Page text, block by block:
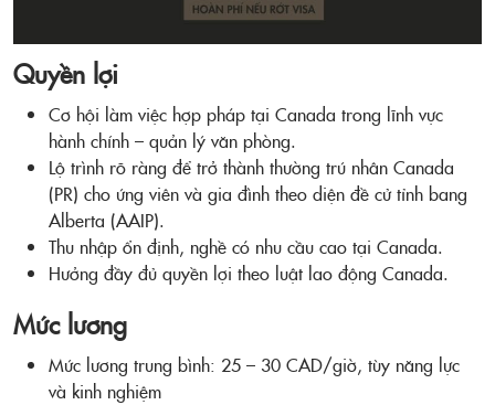
Quyền lợi
Cơ hội làm việc hợp pháp tại Canada trong lĩnh vực
hành chính – quản lý văn phòng.
Lộ trình rõ ràng để trở thành thường trú nhân Canada
(PR) cho ứng viên và gia đình theo diện đề cử tỉnh bang
Alberta (AAIP).
Thu nhập ổn định, nghề có nhu cầu cao tại Canada.
Hưởng đầy đủ quyền lợi theo luật lao động Canada.
Mức lương
Mức lương trung bình: 25 – 30 CAD/giờ, tùy năng lực
và kinh nghiệm